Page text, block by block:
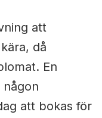
att
då
En
att bokas för